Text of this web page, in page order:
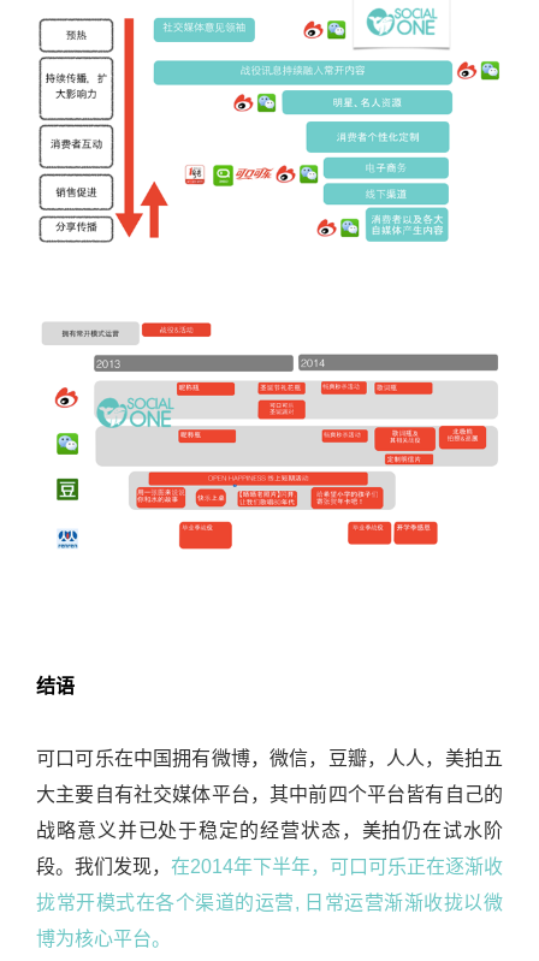
结语
可口可乐在中国拥有微博，微信，豆瓣，人人，美拍五
大主要自有社交媒体平台，其中前四个平台皆有自己的
战略意义并已处于稳定的经营状态，美拍仍在试水阶
段。我们发现， 在2014年下半年，可口可乐正在逐渐收
拢常开模式在各个渠道的运营, 日常运营渐渐收拢以微
博为核心平台。